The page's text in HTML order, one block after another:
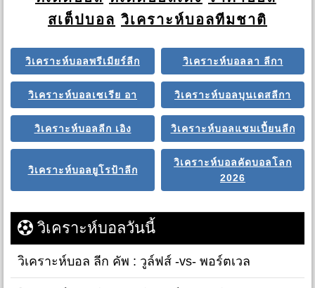
สเต็ปบอล วิเคราะห์บอลทีมชาติ
วิเคราะห์บอลพรีเมียร์ลีก วิเคราะห์บอลลา ลีกา
วิเคราะห์บอลเซเรีย อา วิเคราะห์บอลบุนเดสลีกา
วิเคราะห์บอลลีก เอิง วิเคราะห์บอลแชมเปี้ยนลีก
วิเคราะห์บอลยูโรป้าลีก
วิเคราะห์บอลคัดบอลโลก
2026
วิเคราะห์บอลวันนี้
วิเคราะห์บอล ลีก คัพ : วูล์ฟส์ -vs- พอร์ตเวล